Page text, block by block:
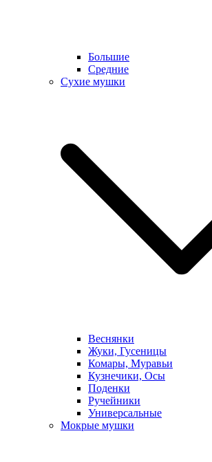
Большие
Средние
Сухие мушки
Веснянки
Жуки, Гусеницы
Комары, Муравьи
Кузнечики, Осы
Поденки
Ручейники
Универсальные
Мокрые мушки